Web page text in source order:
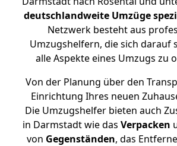
deutschlandweite Umzüge
Netzwerk besteht aus
Umzugshelfern, die sich darauf
alle Aspekte eines Umzugs zu
Von der Planung über den
Einrichtung Ihres neuen
Die Umzugshelfer bieten auch
in Darmstadt wie das Verpacken
von Gegenständen, das